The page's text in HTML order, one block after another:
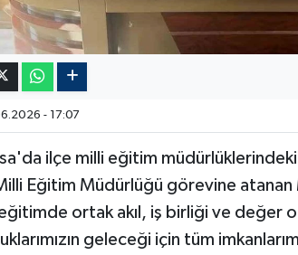
- 17:07
ilçe milli eğitim
Eğitim Müdürlüğü görevine
ortak akıl, iş birliği ve değer
geleceği için tüm